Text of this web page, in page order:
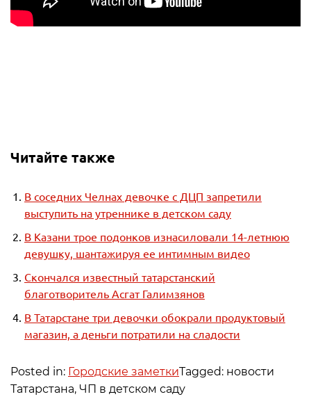
Читайте также
В соседних Челнах девочке с ДЦП запретили
выступить на утреннике в детском саду
В Казани трое подонков изнасиловали 14-летнюю
девушку, шантажируя ее интимным видео
Скончался известный татарстанский
благотворитель Асгат Галимзянов
В Татарстане три девочки обокрали продуктовый
магазин, а деньги потратили на сладости
Posted in: Городские заметкиTagged: новости
Татарстана, ЧП в детском саду